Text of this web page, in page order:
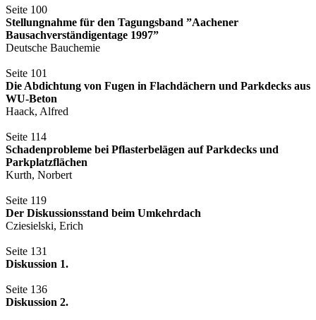
Seite 100
Stellungnahme für den Tagungsband ”Aachener
Bausachverständigentage 1997”
Deutsche Bauchemie
Seite 101
Die Abdichtung von Fugen in Flachdächern und Parkdecks aus
WU-Beton
Haack, Alfred
Seite 114
Schadenprobleme bei Pflasterbelägen auf Parkdecks und
Parkplatzflächen
Kurth, Norbert
Seite 119
Der Diskussionsstand beim Umkehrdach
Cziesielski, Erich
Seite 131
Diskussion 1.
Seite 136
Diskussion 2.